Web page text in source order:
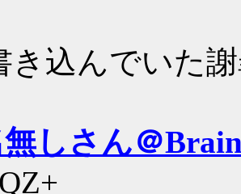
き込んでいた
しさん＠